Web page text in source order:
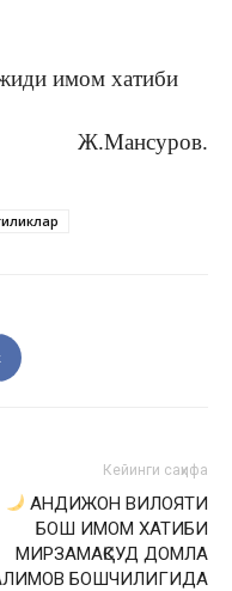
имом хатиби
Ж.Мансуров.
Кейинги саҳифа
АНДИЖОН ВИЛОЯТИ
БОШ ИМОМ ХАТИБИ
МИРЗАМАҚСУД ДОМЛА
БОШЧИЛИГИДА